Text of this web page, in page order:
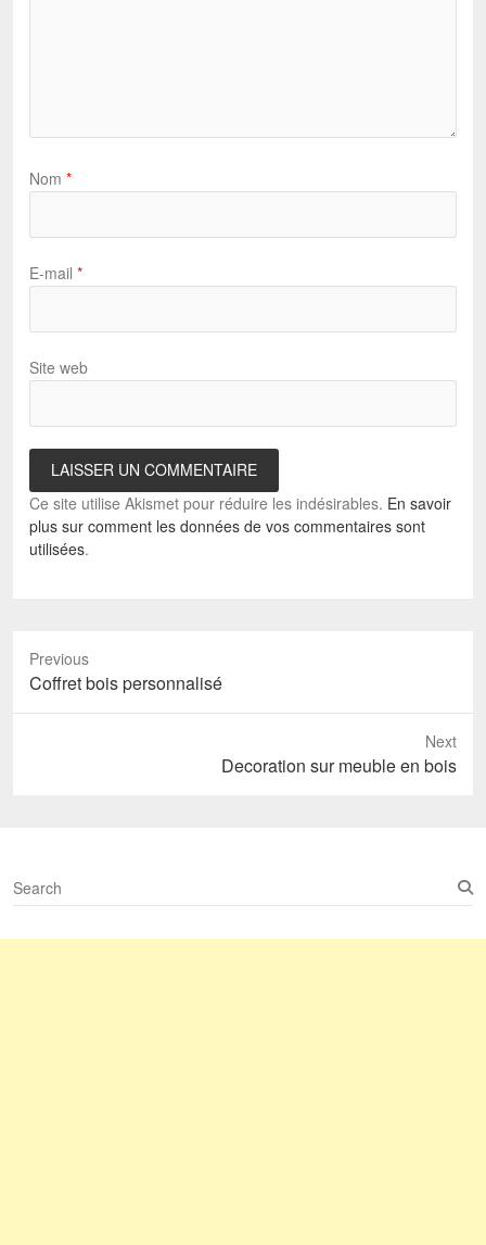
Nom *
E-mail *
Site web
Ce site utilise Akismet pour réduire les indésirables. En savoir
plus sur comment les données de vos commentaires sont
utilisées.
Previous
Previous
post:
Coffret bois personnalisé
Next
Decoration sur meuble en bois
S
e